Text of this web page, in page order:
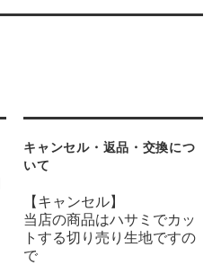
キャンセル・返品・交換につ
いて
【キャンセル】
当店の商品はハサミでカッ
トする切り売り生地ですの
で